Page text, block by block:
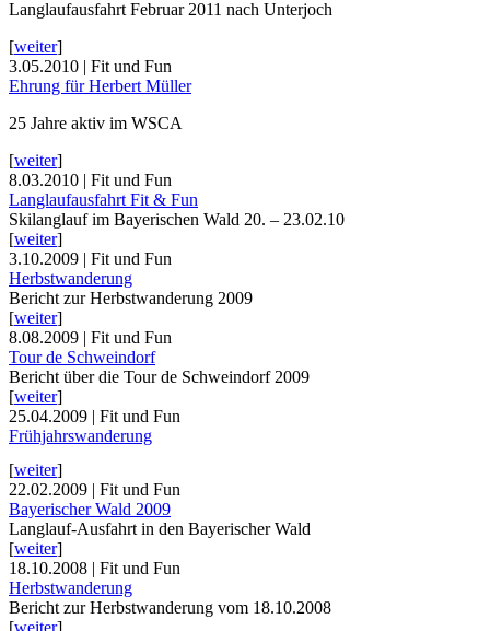
Langlaufausfahrt Februar 2011 nach Unterjoch
[weiter]
3.05.2010 | Fit und Fun
Ehrung für Herbert Müller
25 Jahre aktiv im WSCA
[weiter]
8.03.2010 | Fit und Fun
Langlaufausfahrt Fit & Fun
Skilanglauf im Bayerischen Wald 20. – 23.02.10
[weiter]
3.10.2009 | Fit und Fun
Herbstwanderung
Bericht zur Herbstwanderung 2009
[weiter]
8.08.2009 | Fit und Fun
Tour de Schweindorf
Bericht über die Tour de Schweindorf 2009
[weiter]
25.04.2009 | Fit und Fun
Frühjahrswanderung
[weiter]
22.02.2009 | Fit und Fun
Bayerischer Wald 2009
Langlauf-Ausfahrt in den Bayerischer Wald
[weiter]
18.10.2008 | Fit und Fun
Herbstwanderung
Bericht zur Herbstwanderung vom 18.10.2008